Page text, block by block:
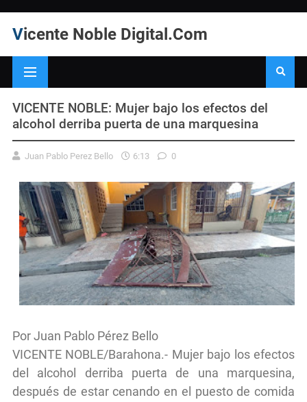
Vicente Noble Digital.Com
VICENTE NOBLE: Mujer bajo los efectos del
alcohol derriba puerta de una marquesina
Juan Pablo Perez Bello 6:13 0
Por Juan Pablo Pérez Bello
VICENTE NOBLE/Barahona.- Mujer bajo los efectos
del alcohol derriba puerta de una marquesina,
después de estar cenando en el puesto de comida